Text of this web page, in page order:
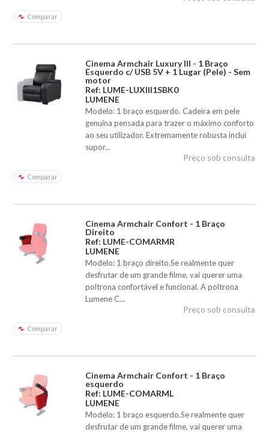
Comparar
Cinema Armchair Luxury III - 1 Braço
Esquerdo c/ USB 5V + 1 Lugar (Pele) - Sem
motor
Ref: LUME-LUXIII1SBK0
LUMENE
Modelo: 1 braço esquerdo. Cadeira em pele
genuína pensada para trazer o máximo conforto
ao seu utilizador. Extremamente robusta inclui
supor...
Comparar
Preço sob consulta
Cinema Armchair Confort - 1 Braço
Direito
Ref: LUME-COMARMR
LUMENE
Modelo: 1 braço direito.Se realmente quer
desfrutar de um grande filme, vai querer uma
poltrona confortável e funcional. A poltrona
Lumene C...
Comparar
Preço sob consulta
Cinema Armchair Confort - 1 Braço
esquerdo
Ref: LUME-COMARML
LUMENE
Modelo: 1 braço esquerdo.Se realmente quer
desfrutar de um grande filme, vai querer uma